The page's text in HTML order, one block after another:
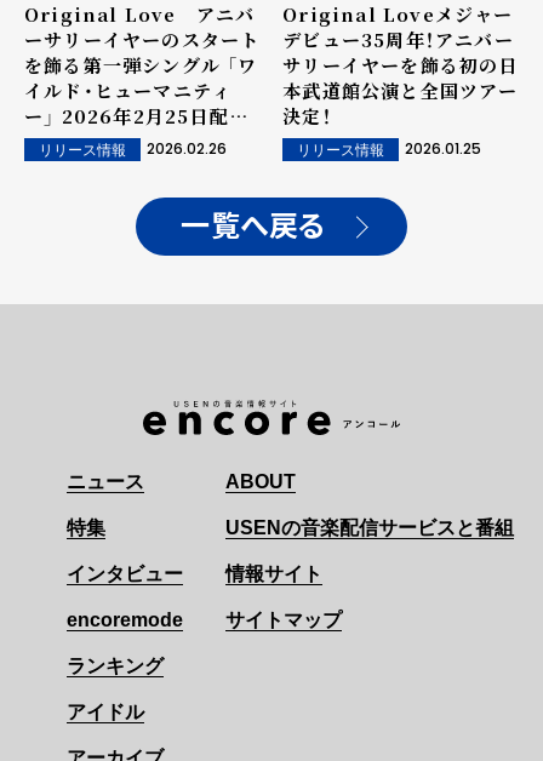
Original Love アニバ
ーサリーイヤーのスタート
を飾る第一弾シングル 「ワ
イルド・ヒューマニティ
ー」 2026年2月25日配信
リリース！
リリース情報 2026.02.26
Original Loveメジャー
デビュー35周年！アニバー
サリーイヤーを飾る初の日
本武道館公演と全国ツアー
決定！
リリース情報 2026.01.25
一覧へ戻る
ニュース
特集
インタビュー
encoremode
ランキング
アイドル
ABOUT
USENの音楽配信サービスと番組
情報サイト
サイトマップ